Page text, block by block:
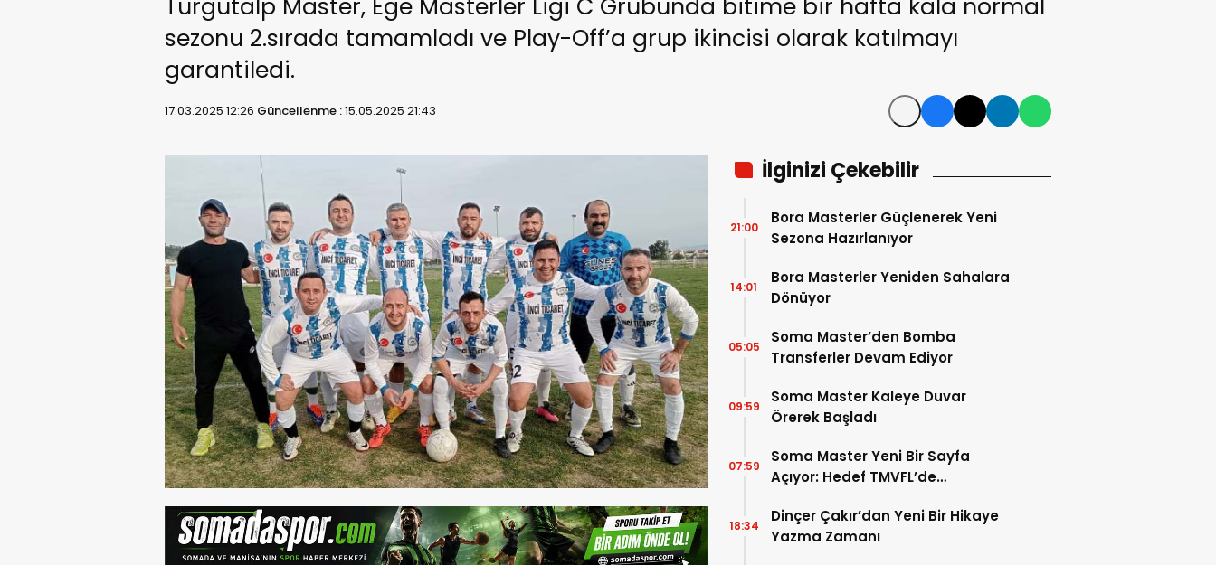
Turgutalp Master, Ege Masterler Ligi C Grubunda bitime bir hafta kala normal
sezonu 2.sırada tamamladı ve Play-Off’a grup ikincisi olarak katılmayı
garantiledi.
17.03.2025 12:26 Güncellenme :15.05.2025 21:43
İlginizi Çekebilir
Bora Masterler Güçlenerek Yeni
Sezona Hazırlanıyor
21:00
Bora Masterler Yeniden Sahalara
Dönüyor
14:01
Soma Master’den Bomba
Transferler Devam Ediyor
05:05
Soma Master Kaleye Duvar
Örerek Başladı
09:59
Soma Master Yeni Bir Sayfa
Açıyor: Hedef TMVFL’de
07:59
Dinçer Çakır’dan Yeni Bir Hikaye
Yazma Zamanı
18:34